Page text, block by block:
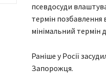
псевдосуди
термін позбавлення
мінімальний термін
Раніше у Росії
Запорожця.